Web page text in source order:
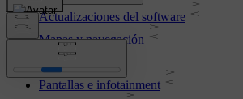
Actualizaciones del software
Mapas y navegación
Pantallas e infotainment